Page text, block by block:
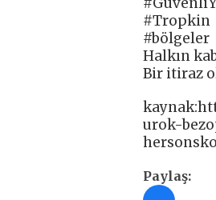
#Tropkin
#bölgeler
Halkın
Bir itiraz
urok-
Paylaş: